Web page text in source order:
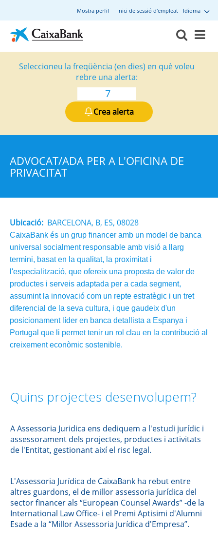
Idioma
Mostra perfil Inici de sessió d'empleat
Seleccioneu la freqüència (en dies) en què voleu
rebre una alerta:
Crea alerta
ADVOCAT/ADA PER A L'OFICINA DE
PRIVACITAT
Ubicació: BARCELONA, B, ES, 08028
CaixaBank és un grup financer amb un model de banca
universal socialment responsable amb visió a llarg
termini, basat en la qualitat, la proximitat i
l'especialització, que ofereix una proposta de valor de
productes i serveis adaptada per a cada segment,
assumint la innovació com un repte estratègic i un tret
diferencial de la seva cultura, i que gaudeix d'un
posicionament líder en banca detallista a Espanya i
Portugal que li permet tenir un rol clau en la contribució al
creixement econòmic sostenible.
Quins projectes desenvolupem?
A Assessoria Juridica ens dediquem a l'estudi jurídic i
assessorament dels projectes, productes i activitats
de l'Entitat, gestionant així el risc legal.
L'Assessoria Jurídica de CaixaBank ha rebut entre
altres guardons, el de millor assessoria jurídica del
sector financer als “European Counsel Awards” -de la
International Law Office- i el Premi Aptisimi d'Alumni
Esade a la “Millor Assessoria Jurídica d'Empresa”.